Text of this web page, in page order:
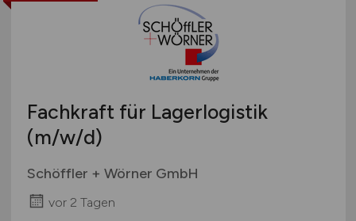
Fachkraft für Lagerlogistik
(m/w/d)
Schöffler + Wörner GmbH
vor 2 Tagen